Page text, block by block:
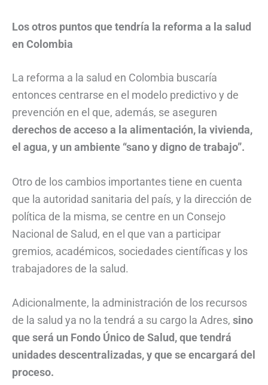
Los otros puntos que tendría la reforma a la salud
en Colombia
La reforma a la salud en Colombia buscaría
entonces centrarse en el modelo predictivo y de
prevención en el que, además, se aseguren
derechos de acceso a la alimentación, la vivienda,
el agua, y un ambiente “sano y digno de trabajo”.
Otro de los cambios importantes tiene en cuenta
que la autoridad sanitaria del país, y la dirección de
política de la misma, se centre en un Consejo
Nacional de Salud, en el que van a participar
gremios, académicos, sociedades científicas y los
trabajadores de la salud.
Adicionalmente, la administración de los recursos
de la salud ya no la tendrá a su cargo la Adres, sino
que será un Fondo Único de Salud, que tendrá
unidades descentralizadas, y que se encargará del
proceso.